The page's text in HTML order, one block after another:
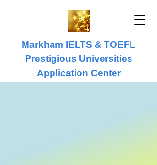
Markham IELTS & TOEFL
Prestigious Universities
Application Center